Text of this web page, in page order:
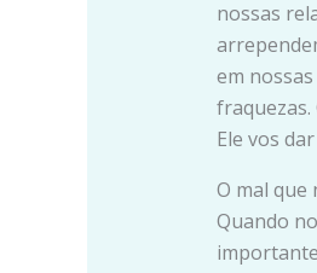
nossas
em
fraquezas.
Ele vos
O mal que
Quando